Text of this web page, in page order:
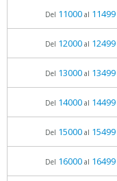
Del 11000al 11499
Del 12000al 12499
Del 13000al 13499
Del 14000al 14499
Del 15000al 15499
Del 16000al 16499